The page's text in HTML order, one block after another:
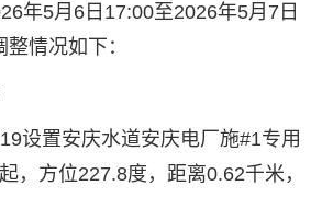
年5月6日17:00至2026年5月7日
情况如下：
设置安庆水道安庆电厂施#1专用
，方位227.8度，距离0.62千米，